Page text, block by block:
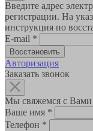
Введите адрес
регистрации. На
инструкция по
E-mail *
Авторизация
Заказать звонок
Мы свяжемся с
Ваше имя *
Телефон *